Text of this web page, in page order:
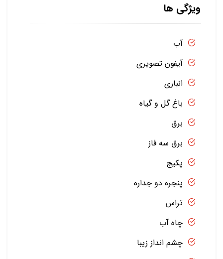
ویژگی ها
آب
آیفون تصویری
انباری
باغ گل و گیاه
برق
برق سه فاز
پکیج
پنجره دو جداره
تراس
چاه آب
چشم انداز زیبا